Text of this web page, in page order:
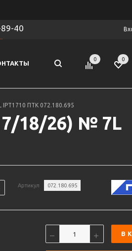
40
0 0
ПТК 072.180.695
18/26) № 7L
Артикул 072.180.695
В